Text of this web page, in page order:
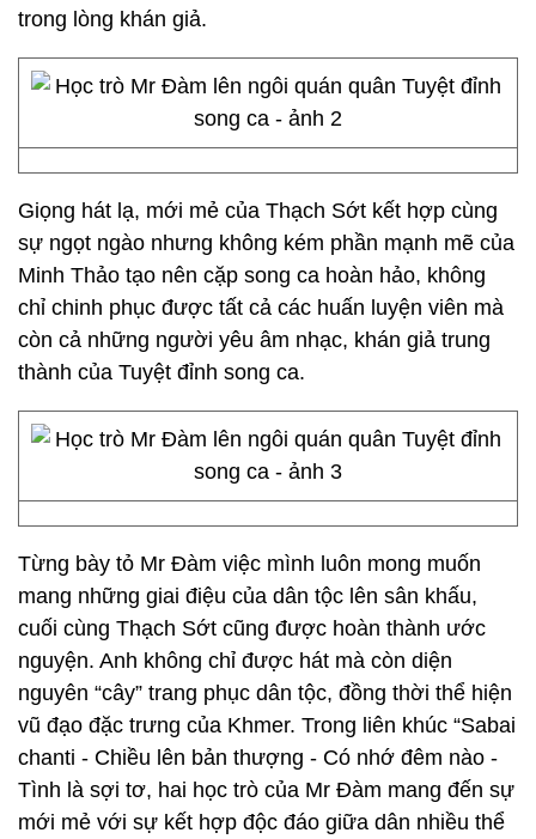
trong lòng khán giả.
Giọng hát lạ, mới mẻ của Thạch Sớt kết hợp cùng
sự ngọt ngào nhưng không kém phần mạnh mẽ của
Minh Thảo tạo nên cặp song ca hoàn hảo, không
chỉ chinh phục được tất cả các huấn luyện viên mà
còn cả những người yêu âm nhạc, khán giả trung
thành của Tuyệt đỉnh song ca.
Từng bày tỏ Mr Đàm việc mình luôn mong muốn
mang những giai điệu của dân tộc lên sân khấu,
cuối cùng Thạch Sớt cũng được hoàn thành ước
nguyện. Anh không chỉ được hát mà còn diện
nguyên “cây” trang phục dân tộc, đồng thời thể hiện
vũ đạo đặc trưng của Khmer. Trong liên khúc “Sabai
chanti - Chiều lên bản thượng - Có nhớ đêm nào -
Tình là sợi tơ, hai học trò của Mr Đàm mang đến sự
mới mẻ với sự kết hợp độc đáo giữa dân nhiều thể